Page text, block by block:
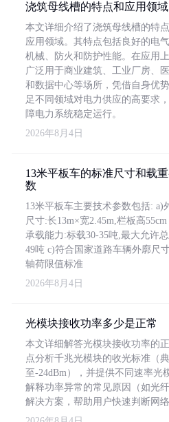
浇筑母线槽的特点和应用领域
本文详细介绍了浇筑母线槽的特
应用领域。其特点包括良好的电气
机械、防火和防护性能。在应用上
广泛用于商业建筑、工业厂房、
和数据中心等场所，凭借自身优
足不同领域对电力供应的高要求
障电力系统稳定运行。
2026年8月4日
13米平板车的标准尺寸和载
数
13米平板车主要技术参数包括: a)
尺寸:长13m×宽2.45m,栏板高55cm
承载能力:标载30-35吨,最大允许
49吨 c)符合国家道路车辆外廓尺
轴荷限值标准
2026年8月4日
光模块接收功率多少是正常
本文详细解答光模块接收功率的
点分析千兆光模块的收光标准（
至-24dBm），并提供不同速率光
解释功率异常的常见原因（如光
解决方案，帮助用户快速判断网络